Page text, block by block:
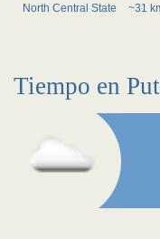
North Central State
~31
Tiempo en